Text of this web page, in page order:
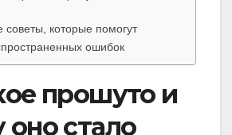
советы, которые помогут
ошибок
прошуто и
оно стало